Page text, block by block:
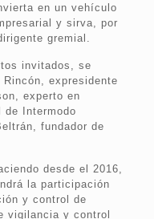
en un vehículo
y sirva, por
gremial.
invitados, se
expresidente
experto en
de Intermodo
fundador de
desde el 2016,
la participación
y control de
vigilancia y control